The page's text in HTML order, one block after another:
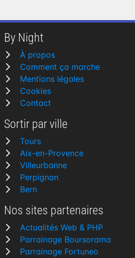
By Night
À propos
Comment ça marche
Mentions légales
Cookies
Contact
Sortir par ville
Tours
Aix-en-Provence
Villeurbanne
Perpignan
Bern
Nos sites partenaires
Actualités Web & PHP
Parrainage Boursorama
Parrainage Fortuneo